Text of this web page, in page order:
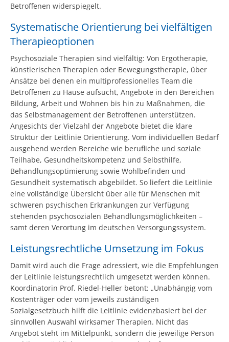
Betroffenen widerspiegelt.
Systematische Orientierung bei vielfältigen
Therapieoptionen
Psychosoziale Therapien sind vielfältig: Von Ergotherapie,
künstlerischen Therapien oder Bewegungstherapie, über
Ansätze bei denen ein multiprofessionelles Team die
Betroffenen zu Hause aufsucht, Angebote in den Bereichen
Bildung, Arbeit und Wohnen bis hin zu Maßnahmen, die
das Selbstmanagement der Betroffenen unterstützen.
Angesichts der Vielzahl der Angebote bietet die klare
Struktur der Leitlinie Orientierung. Vom individuellen Bedarf
ausgehend werden Bereiche wie berufliche und soziale
Teilhabe, Gesundheitskompetenz und Selbsthilfe,
Behandlungsoptimierung sowie Wohlbefinden und
Gesundheit systematisch abgebildet. So liefert die Leitlinie
eine vollständige Übersicht über alle für Menschen mit
schweren psychischen Erkrankungen zur Verfügung
stehenden psychosozialen Behandlungsmöglichkeiten –
samt deren Verortung im deutschen Versorgungssystem.
Leistungsrechtliche Umsetzung im Fokus
Damit wird auch die Frage adressiert, wie die Empfehlungen
der Leitlinie leistungsrechtlich umgesetzt werden können.
Koordinatorin Prof. Riedel-Heller betont: „Unabhängig vom
Kostenträger oder vom jeweils zuständigen
Sozialgesetzbuch hilft die Leitlinie evidenzbasiert bei der
sinnvollen Auswahl wirksamer Therapien. Nicht das
Angebot steht im Mittelpunkt, sondern die jeweilige Person